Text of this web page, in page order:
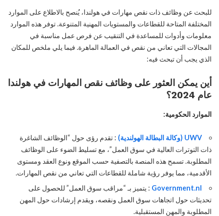
للبحث عن وظائف ذات نقص مهارات في هولندا، يُنصح بالاطلاع على الموارد
المختلفة المتاحة للقطاعات والمستويات المهنية المتنوعة. توفر هذه الموارد
معلومات وأدوات للمساعدة في التنقيب عن فرص عمل مناسبة في
المجالات التي تعاني من نقص في العمالة الماهرة. فيما يلي ملخص للمكان
الذي يجب أن تبحث فيه:
أين يمكن العثور على وظائف نقص المهارات في هولندا
عام 2024؟
الموارد الحكومية:
UWV (وكالة البطالة الهولندية)
: تقدم رؤى حول “الوظائف الشاغرة
ذات التوترات العالية في سوق العمل”، مع تسليط الضوء على الوظائف
المطلوبة. تسمح هذه المنصة بالتصفية حسب الموقع ونوع العقد ومستوى
الأقدمية، مما يوفر رؤية شاملة للقطاعات التي تعاني من نقص المهارات.
Government.nl : يتميز بـ “مراقب سوق العمل” للحصول على
تحديثات حول اتجاهات سوق العمل ونقصه، ويقدم إرشادات حول المهن
المطلوبة والمهن المستقبلية.